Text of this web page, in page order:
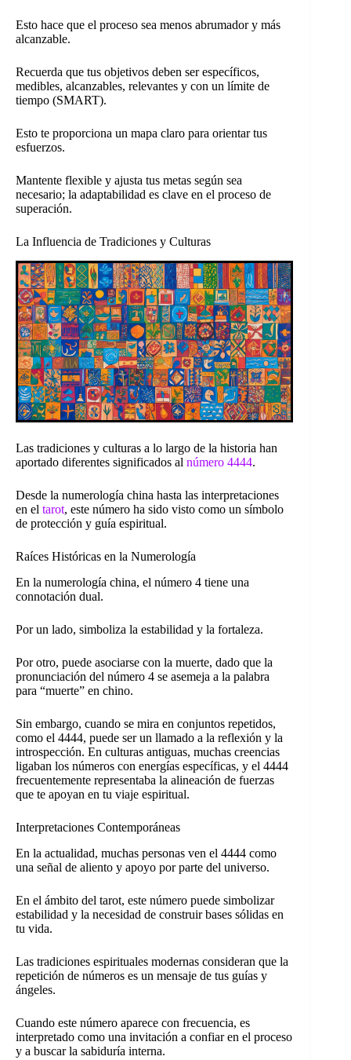
Esto hace que el proceso sea menos abrumador y más
alcanzable.
Recuerda que tus objetivos deben ser específicos,
medibles, alcanzables, relevantes y con un límite de
tiempo (SMART).
Esto te proporciona un mapa claro para orientar tus
esfuerzos.
Mantente flexible y ajusta tus metas según sea
necesario; la adaptabilidad es clave en el proceso de
superación.
La Influencia de Tradiciones y Culturas
Las tradiciones y culturas a lo largo de la historia han
aportado diferentes significados al número 4444.
Desde la numerología china hasta las interpretaciones
en el tarot, este número ha sido visto como un símbolo
de protección y guía espiritual.
Raíces Históricas en la Numerología
En la numerología china, el número 4 tiene una
connotación dual.
Por un lado, simboliza la estabilidad y la fortaleza.
Por otro, puede asociarse con la muerte, dado que la
pronunciación del número 4 se asemeja a la palabra
para “muerte” en chino.
Sin embargo, cuando se mira en conjuntos repetidos,
como el 4444, puede ser un llamado a la reflexión y la
introspección. En culturas antiguas, muchas creencias
ligaban los números con energías específicas, y el 4444
frecuentemente representaba la alineación de fuerzas
que te apoyan en tu viaje espiritual.
Interpretaciones Contemporáneas
En la actualidad, muchas personas ven el 4444 como
una señal de aliento y apoyo por parte del universo.
En el ámbito del tarot, este número puede simbolizar
estabilidad y la necesidad de construir bases sólidas en
tu vida.
Las tradiciones espirituales modernas consideran que la
repetición de números es un mensaje de tus guías y
ángeles.
Cuando este número aparece con frecuencia, es
interpretado como una invitación a confiar en el proceso
y a buscar la sabiduría interna.